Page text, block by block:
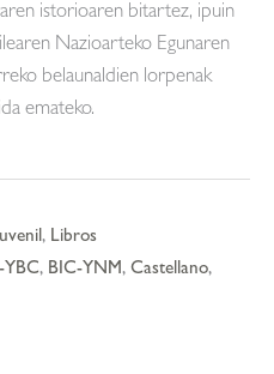
istorioaren bitartez, ipuin
Nazioarteko Egunaren
belaunaldien lorpenak
emateko.
Juvenil, Libros
YBC, BIC-YNM, Castellano,